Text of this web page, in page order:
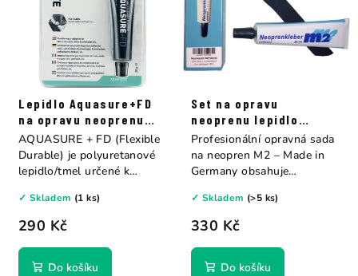
Lepidlo Aquasure+FD
na opravu neoprenu
28g Gear Aid
290 Kč
✓ Skladem (1 ks)
Do košíku
AQUASURE + FD (Flexible
Durable) je polyuretanové
lepidlo/tmel určené k
Set na opravu
neoprenu lepidlo
35ml+ nažehlovací pás
1m M2
330 Kč
✓ Skladem (>5 ks)
Do košíku
Profesionální opravná sada
na neopren M2 – Made in
Germany obsahuje